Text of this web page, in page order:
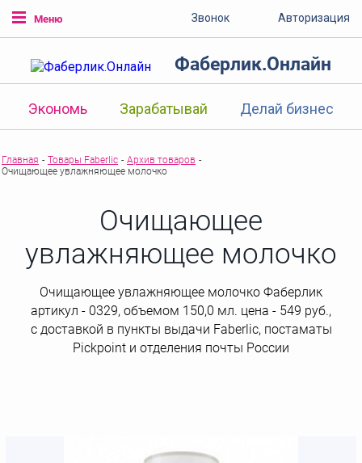
Меню Звонок Авторизация
Фаберлик.Онлайн
Экономь Зарабатывай Делай бизнес
Главная - Товары Faberlic - Архив товаров -
Очищающее увлажняющее молочко
Очищающее
увлажняющее молочко
Очищающее увлажняющее молочко Фаберлик
артикул - 0329, объемом 150,0 мл. цена - 549 руб.,
с доставкой в пункты выдачи Faberlic, постаматы
Рickpoint и отделения почты России